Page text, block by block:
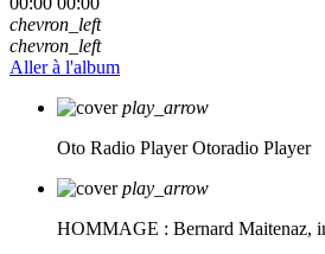
chevron_left
chevron_left
Aller à l'album
play_arrow
Oto Radio Player Otoradio Player
play_arrow
HOMMAGE : Bernard Maitenaz,